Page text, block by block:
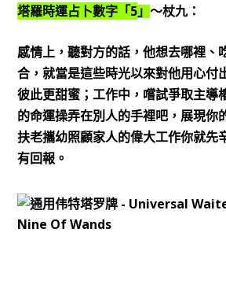
塔羅時運占卜數字「5」 ～杖九：
感情上，聽對方的話，他想去哪裡、
合，就當是這些時光以來對他用心付
彼此更甜蜜；工作中，嚐試爭取主導
的命運操弄在別人的手裡吧，展現你
扶老攜幼照顧家人的偉大工作你就先
有回報。